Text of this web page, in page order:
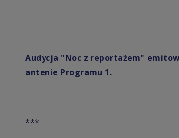
Audycja "Noc z reportażem"
antenie Programu 1.
***